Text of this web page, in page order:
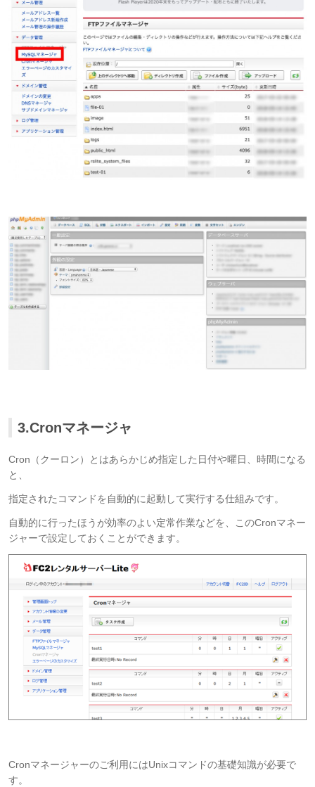
3.Cronマネージャ
Cron（クーロン）とはあらかじめ指定した日付や曜日、時間になる
と、
指定されたコマンドを自動的に起動して実行する仕組みです。
自動的に行ったほうが効率のよい定常作業などを、このCronマネー
ジャーで設定しておくことができます。
Cronマネージャーのご利用にはUnixコマンドの基礎知識が必要で
す。